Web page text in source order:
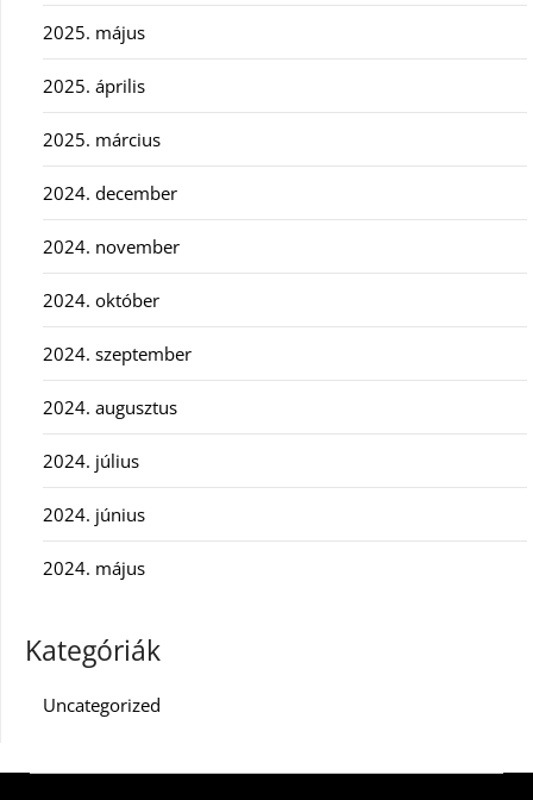
2025. május
2025. április
2025. március
2024. december
2024. november
2024. október
2024. szeptember
2024. augusztus
2024. július
2024. június
2024. május
Kategóriák
Uncategorized